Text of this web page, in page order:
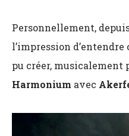
Personnellement,
l’impression d’entendre
pu créer, musicalement
Harmonium avec